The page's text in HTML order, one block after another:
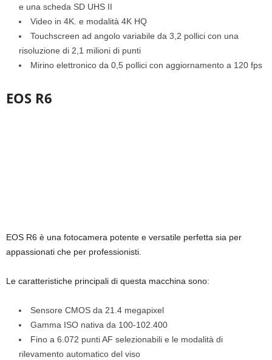
e una scheda SD UHS II
Video in 4K. e modalità 4K HQ
Touchscreen ad angolo variabile da 3,2 pollici con una
risoluzione di 2,1 milioni di punti
Mirino elettronico da 0,5 pollici con aggiornamento a 120 fps
EOS R6
EOS R6 è una fotocamera potente e versatile perfetta sia per
appassionati che per professionisti.
Le caratteristiche principali di questa macchina sono:
Sensore CMOS da 21.4 megapixel
Gamma ISO nativa da 100-102.400
Fino a 6.072 punti AF selezionabili e le modalità di
rilevamento automatico del viso